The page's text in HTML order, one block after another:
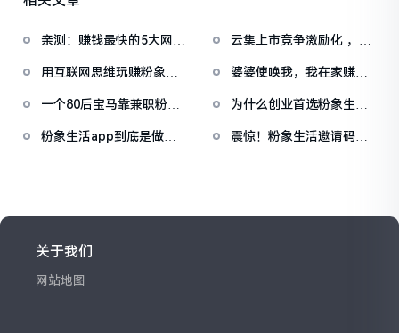
亲测：赚钱最快的5大网络
云集上市竞争激励化 ，花
电商主流APP对比,后来者
更适合做粉象生活
用互联网思维玩赚粉象生
婆婆使唤我，我在家赚钱
一个80后宝马靠兼职粉象
为什么创业首选粉象生
粉象生活app到底是做什
震惊！粉象生活邀请码：
关于我们
网站地图